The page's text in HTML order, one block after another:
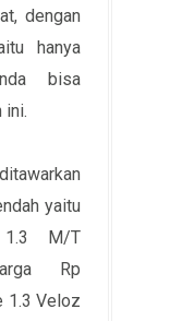
dengan
hanya
bisa
ini.
yaitu
1.3 M/T
Rp
1.3 Veloz